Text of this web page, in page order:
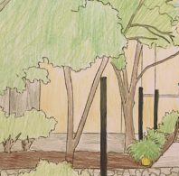
Zum
Inhalt
springen